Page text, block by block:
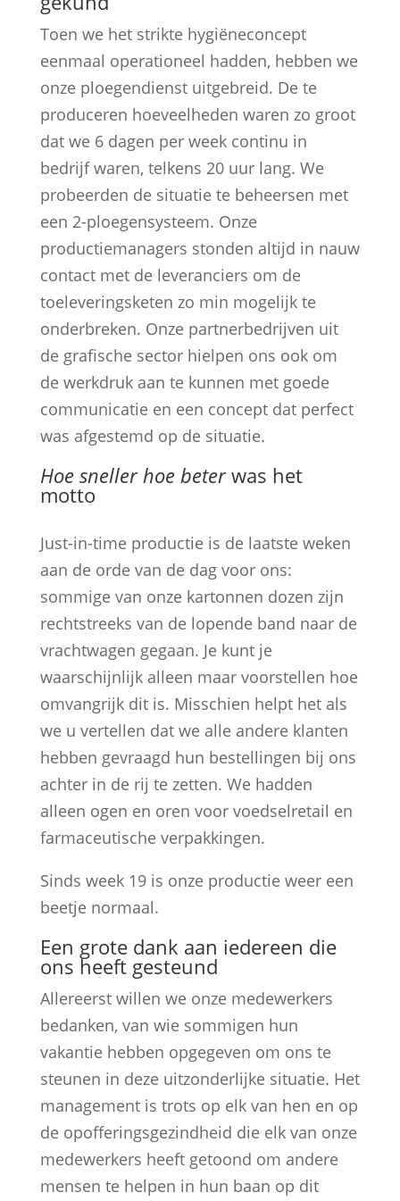
Toen we het strikte hygiëneconcept
eenmaal operationeel hadden, hebben we
onze ploegendienst uitgebreid. De te
produceren hoeveelheden waren zo groot
dat we 6 dagen per week continu in
bedrijf waren, telkens 20 uur lang. We
probeerden de situatie te beheersen met
een 2-ploegensysteem. Onze
productiemanagers stonden altijd in nauw
contact met de leveranciers om de
toeleveringsketen zo min mogelijk te
onderbreken. Onze partnerbedrijven uit
de grafische sector hielpen ons ook om
de werkdruk aan te kunnen met goede
communicatie en een concept dat perfect
was afgestemd op de situatie.
Hoe sneller hoe beterwas het
motto
Just-in-time productie is de laatste weken
aan de orde van de dag voor ons:
sommige van onze kartonnen dozen zijn
rechtstreeks van de lopende band naar de
vrachtwagen gegaan. Je kunt je
waarschijnlijk alleen maar voorstellen hoe
omvangrijk dit is. Misschien helpt het als
we u vertellen dat we alle andere klanten
hebben gevraagd hun bestellingen bij ons
achter in de rij te zetten. We hadden
alleen ogen en oren voor voedselretail en
farmaceutische verpakkingen.
Sinds week 19 is onze productie weer een
beetje normaal.
Een grote dank aan iedereen die
ons heeft gesteund
Allereerst willen we onze medewerkers
bedanken, van wie sommigen hun
vakantie hebben opgegeven om ons te
steunen in deze uitzonderlijke situatie. Het
management is trots op elk van hen en op
de opofferingsgezindheid die elk van onze
medewerkers heeft getoond om andere
mensen te helpen in hun baan op dit